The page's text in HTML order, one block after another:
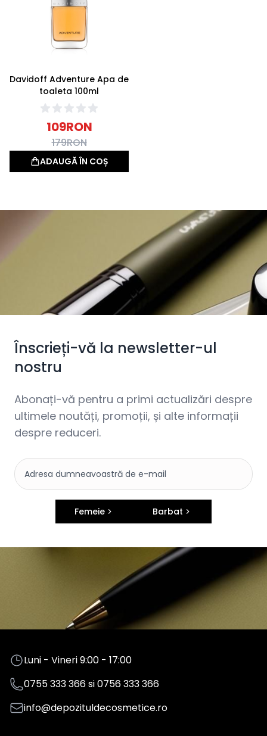
Davidoff Adventure Apa de
toaleta 100ml
109RON
179RON
ADAUGĂ ÎN COȘ
Înscrieți-vă la newsletter-ul
nostru
Abonați-vă pentru a primi actualizări despre
ultimele noutăți, promoții, și alte informații
despre reduceri.
Femeie Barbat
Luni - Vineri 9:00 - 17:00
0755 333 366si0756 333 366
info@depozituldecosmetice.ro